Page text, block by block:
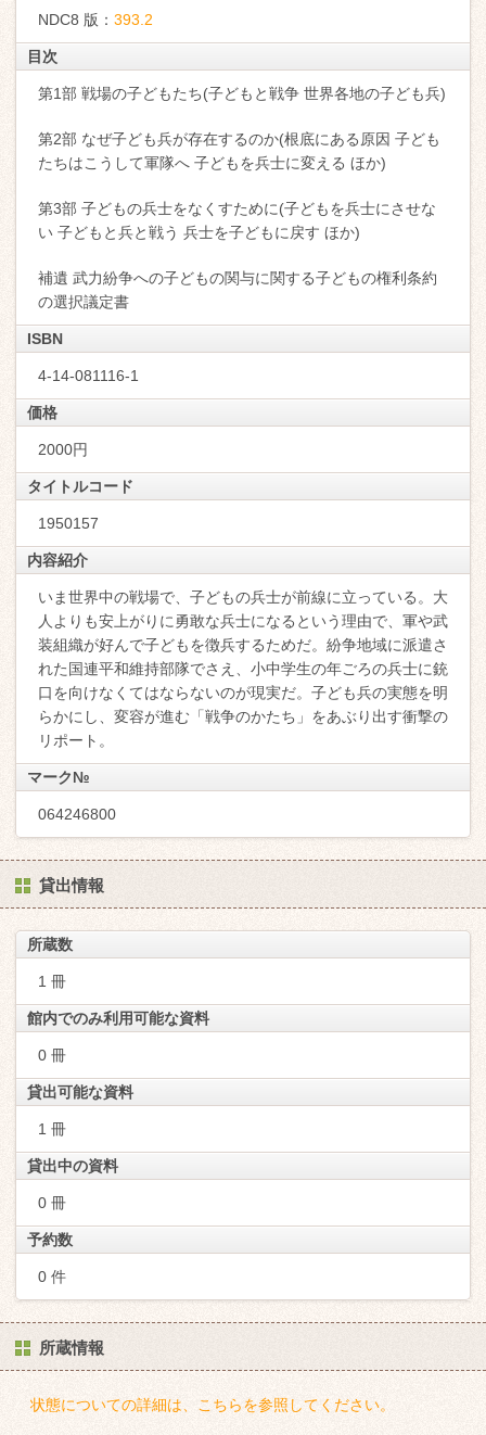
NDC8 版： 393.2
目次
第1部 戦場の子どもたち(子どもと戦争 世界各地の子ども兵)
第2部 なぜ子ども兵が存在するのか(根底にある原因 子ども
たちはこうして軍隊へ 子どもを兵士に変える ほか)
第3部 子どもの兵士をなくすために(子どもを兵士にさせな
い 子どもと兵と戦う 兵士を子どもに戻す ほか)
補遺 武力紛争への子どもの関与に関する子どもの権利条約
の選択議定書
ISBN
4-14-081116-1
価格
2000円
タイトルコード
1950157
内容紹介
いま世界中の戦場で、子どもの兵士が前線に立っている。大
人よりも安上がりに勇敢な兵士になるという理由で、軍や武
装組織が好んで子どもを徴兵するためだ。紛争地域に派遣さ
れた国連平和維持部隊でさえ、小中学生の年ごろの兵士に銃
口を向けなくてはならないのが現実だ。子ども兵の実態を明
らかにし、変容が進む「戦争のかたち」をあぶり出す衝撃の
リポート。
マーク№
064246800
貸出情報
所蔵数
1 冊
館内でのみ利用可能な資料
0 冊
貸出可能な資料
1 冊
貸出中の資料
0 冊
予約数
0 件
所蔵情報
状態についての詳細は、こちらを参照してください。